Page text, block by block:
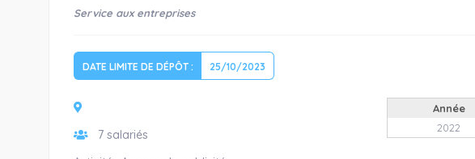
Service aux entreprises
DATE LIMITE DE DÉPÔT : 25/10/2023
7 salariés
Année
2022